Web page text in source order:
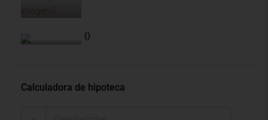
()
Calculadora de hipoteca